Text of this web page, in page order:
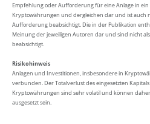
Empfehlung oder Aufforderung für eine Anlage in
Kryptowährungen und dergleichen dar und ist auch
Aufforderung beabsichtigt. Die in der Publikation
Meinung der jeweiligen Autoren dar und sind nicht
beabsichtigt.
Risikohinweis
Anlagen und Investitionen, insbesondere in
verbunden. Der Totalverlust des eingesetzten
Kryptowährungen sind sehr volatil und können
ausgesetzt sein.